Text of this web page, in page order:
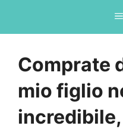
Comprate
mio figlio